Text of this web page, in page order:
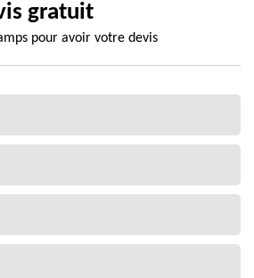
gratuit
pour avoir votre devis